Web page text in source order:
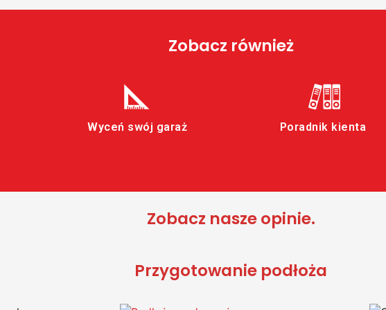
Zobacz również
Wyceń swój garaż Poradnik kienta
Zobacz nasze opinie.
Przygotowanie podłoża